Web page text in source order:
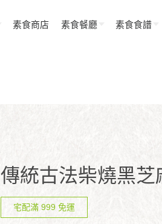
素食商店 素食餐廳 素食食譜
傳統古法柴燒黑
宅配滿 999 免運